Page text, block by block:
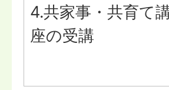
4.共家事・共育て
座の受講